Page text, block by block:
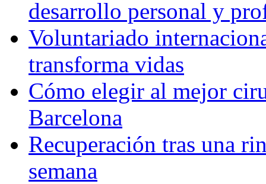
desarrollo personal y
Voluntariado
transforma vidas
Cómo elegir al mejor
Barcelona
Recuperación tras una
semana